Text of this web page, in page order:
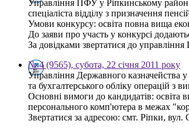
Управління ПФУ у Ріпкинському
спеціаліста відділу з призначення
Умови конкурсу: освіта повна вища
До заяви про участь у конкурсі
За довідками звертатися до
№ 4 (9565), субота, 22 січня 2011 року
Управління Державного казначейства у
та бухгалтерського обліку операцій з
Основні вимоги до кандидатів: освіта
персонального комп'ютера в межах
Звертатися за адресою: смт. Ріпки,